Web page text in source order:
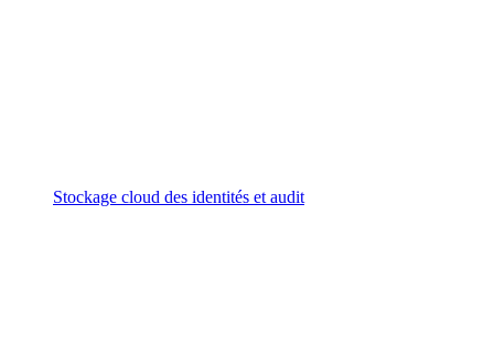
Stockage cloud des identités et audit